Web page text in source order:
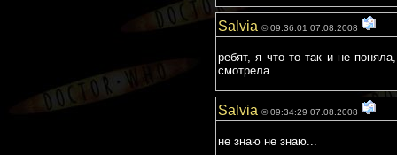
Salvia © 09:36:01 07.08.2008
ребят, я что то так и не
смотрела
Salvia © 09:34:29 07.08.2008
не знаю не знаю...